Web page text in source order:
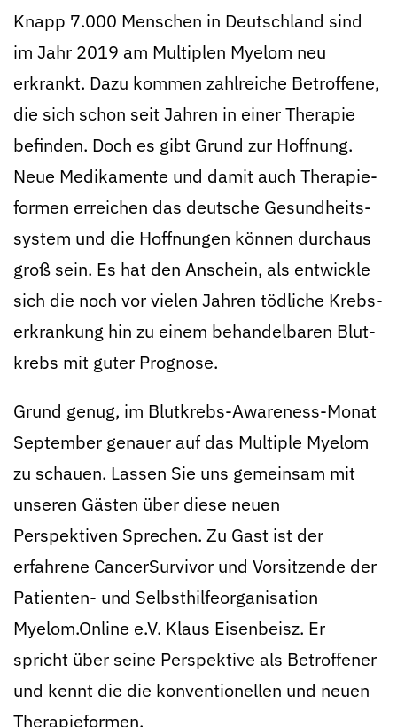
Knapp 7.000 Menschen in Deutschland sind
im Jahr 2019 am Multiplen Myelom neu
erkrankt. Dazu kommen zahl­reiche Betroffene,
die sich schon seit Jahren in einer Therapie
befinden. Doch es gibt Grund zur Hoffnung.
Neue Medikamente und damit auch Therapie­
formen erreichen das deutsche Gesund­heits­
system und die Hoffnungen können durchaus
groß sein. Es hat den Anschein, als entwickle
sich die noch vor vielen Jahren tödliche Krebs­
erkrankung hin zu einem behandel­baren Blut­
krebs mit guter Prognose.
Grund genug, im Blutkrebs-Awareness-Monat
September genauer auf das Multiple Myelom
zu schauen. Lassen Sie uns gemeinsam mit
unseren Gästen über diese neuen
Perspektiven Sprechen. Zu Gast ist der
erfahrene CancerSurvivor und Vorsitzende der
Patienten- und Selbsthilfe­organisation
Myelom.Online e.V. Klaus Eisenbeisz. Er
spricht über seine Perspektive als Betroffener
und kennt die die konventionellen und neuen
Therapieformen.